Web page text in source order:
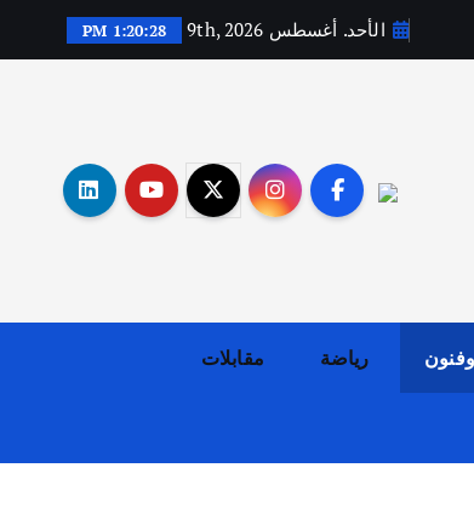
الأحد. أغسطس 9th, 2026 1:20:29 PM
رياضة مقابلات